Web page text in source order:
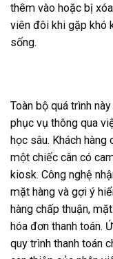
thêm vào hoặc bị
viên đôi khi gặp khó
sống.
Toàn bộ quá trình
phục vụ thông qua
học sâu. Khách
một chiếc cân có
kiosk. Công nghệ
mặt hàng và gợi ý
hàng chấp thuận,
hóa đơn thanh toán.
quy trình thanh toán